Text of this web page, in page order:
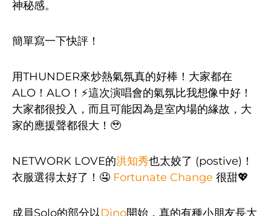
神秘感。
簡單寫一下快評！
用THUNDER來炒熱氣氛真的好棒！大家都在
ALO！ALO！⚡這次演唱會的氣氛比我想像中好！
大家都很投入，而且可能因為是室內場的緣故，大
家的應援聲都很大！🥹
NETWORK LOVE的洪知秀也太姣了 (postive)！
衣服選得太好了！🤤 Fortunate Change 很甜💖
成員Solo的部分以Dino開始，真的有種小朋友長大